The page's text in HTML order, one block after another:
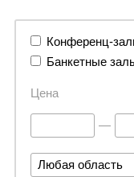
Конференц-
Банкетные
Цена
—
Любая область